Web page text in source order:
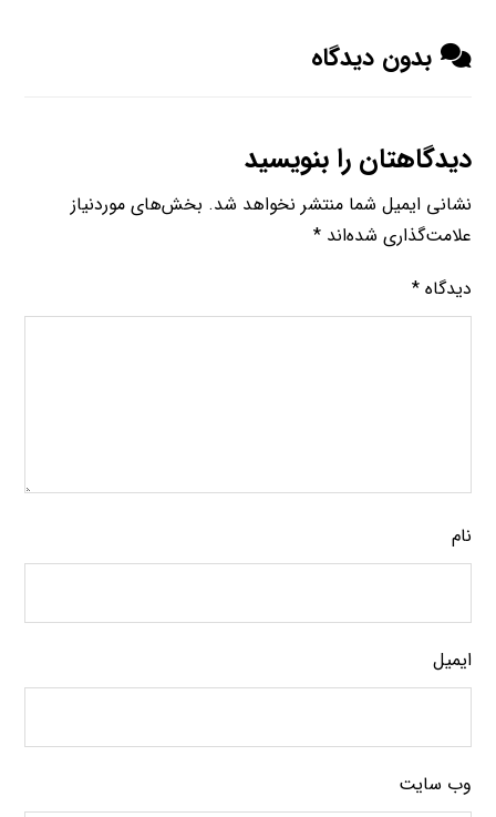
بدون دیدگاه
دیدگاهتان را بنویسید
نشانی ایمیل شما منتشر نخواهد شد. بخش‌های موردنیاز
علامت‌گذاری شده‌اند*
دیدگاه*
نام
ایمیل
وب‌ سایت